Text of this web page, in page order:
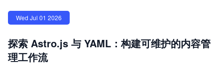
Wed Jul 01 2026
探索 Astro.js 与 YAML：构建可维护的内容管
理工作流